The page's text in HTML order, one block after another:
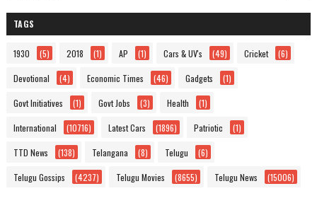
TAGS
1930 (5) 2018 (1) AP (1) Cars & UV's (49) Cricket (6)
Devotional (4) Economic Times (46) Gadgets (1)
Govt Initiatives (1) Govt Jobs (3) Health (1)
International (10716) Latest Cars (1896) Patriotic (1)
TTD News (138) Telangana (8) Telugu (6)
Telugu Gossips (4237) Telugu Movies (8655) Telugu News (15006)